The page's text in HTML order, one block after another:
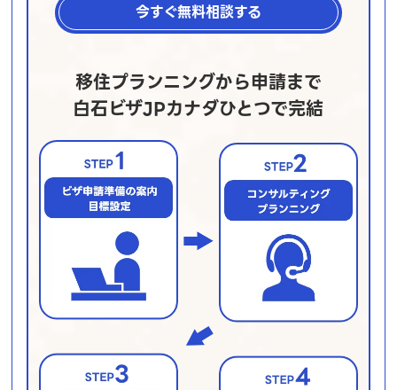
今すぐ無料相談する
移住プランニングから申請まで
白石ビザJPカナダひとつで完結